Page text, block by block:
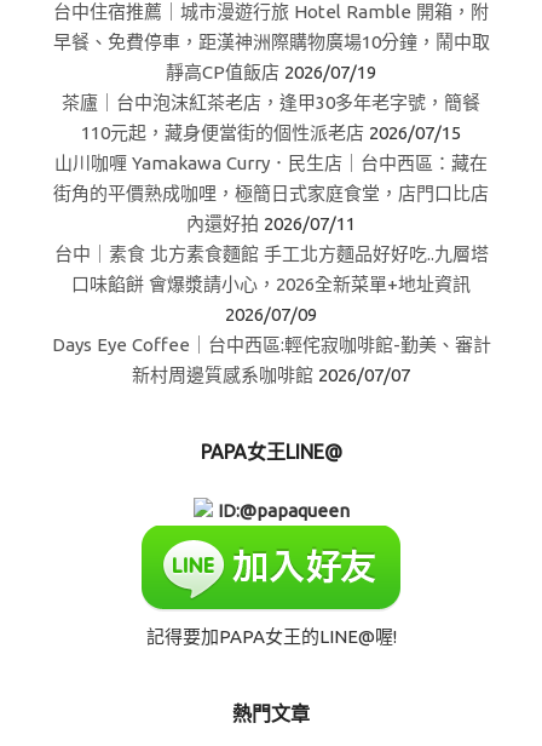
台中住宿推薦｜城市漫遊行旅 Hotel Ramble 開箱，附
早餐、免費停車，距漢神洲際購物廣場10分鐘，鬧中取
靜高CP值飯店 2026/07/19
茶廬｜台中泡沫紅茶老店，逢甲30多年老字號，簡餐
110元起，藏身便當街的個性派老店 2026/07/15
山川咖喱 Yamakawa Curry．民生店｜台中西區：藏在
街角的平價熟成咖哩，極簡日式家庭食堂，店門口比店
內還好拍 2026/07/11
台中｜素食 北方素食麵館 手工北方麵品好好吃..九層塔
口味餡餅 會爆漿請小心，2026全新菜單+地址資訊
2026/07/09
Days Eye Coffee｜台中西區:輕侘寂咖啡館-勤美、審計
新村周邊質感系咖啡館 2026/07/07
PAPA女王LINE@
ID:@papaqueen
記得要加PAPA女王的LINE@喔!
熱門文章